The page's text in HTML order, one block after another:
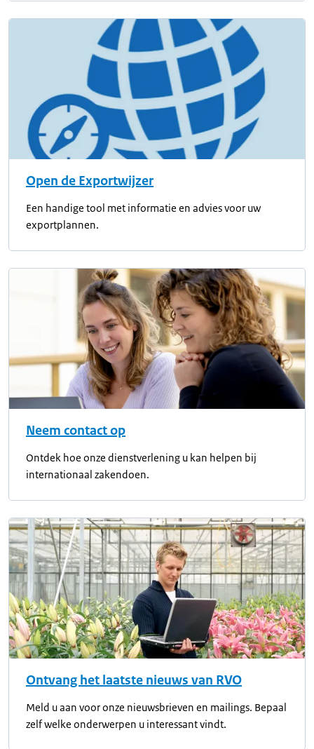
Open de Exportwijzer
Een handige tool met informatie en advies voor uw
exportplannen.
Neem contact op
Ontdek hoe onze dienstverlening u kan helpen bij
internationaal zakendoen.
Ontvang het laatste nieuws van RVO
Meld u aan voor onze nieuwsbrieven en mailings. Bepaal
zelf welke onderwerpen u interessant vindt.